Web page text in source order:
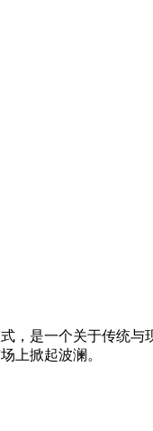
是一个关于传统与
上掀起波澜。